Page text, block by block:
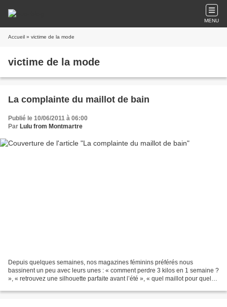
MENU
Accueil » victime de la mode
victime de la mode
La complainte du maillot de bain
Publié le 10/06/2011 à 06:00
Par Lulu from Montmartre
Depuis quelques semaines, nos magazines féminins préférés nous
bassinent un peu avec leurs unes : « comment perdre 3 kilos en 1 semaine ?
», « retrouvez une silhouette parfaite avant l’été », « quel maillot pour quel